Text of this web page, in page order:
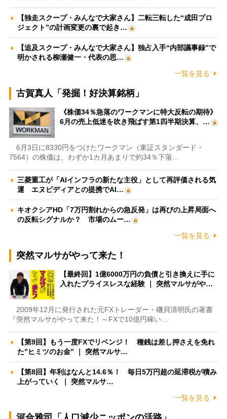
【独走スクープ・みんなで大家さん】二転三転した“成田プロ
ジェクト”の計画変更の裏で起き…
【追及スクープ・みんなで大家さん】独占入手“内部議事録”で
明かされる柳瀬健一・代表の思…
一覧を見る
古賀真人「発掘！好決算銘柄」
《株価34％急落のワークマンに特大反転の期待》
6月の売上低迷を吹き飛ばす第1四半期決算、…
6月3日に8330円をつけたワークマン（東証スタンダード・
7564）の株価は、わずか1カ月あまりで約34％下落…
三菱重工が「AIインフラの新たな主役」として再評価される気
運 エヌビディアとの提携でAI…
キオクシアHD「7万円割れからの急反発」は再びの上昇局面へ
の反転シグナルか？ 市場のムー…
一覧を見る
突然マルサがやって来た！
【最終回】1億6000万円の負債と引き換えに手に
入れたプライスレスな経験 ｜ 突然マルサがや…
2009年12月に発行された元FXトレーダー・磯貝清明氏の著書
『突然マルサがやって来た！～FXで10億円稼い…
【第9回】もう一度FXでリベンジ！ 種銭は差し押さえを免れ
た”ヒミツのお金” ｜ 突然マルサ…
【第8回】年利はなんと14.6％！ 毎日5万円超の延滞税が積み
上がっていく ｜ 突然マルサ…
一覧を見る